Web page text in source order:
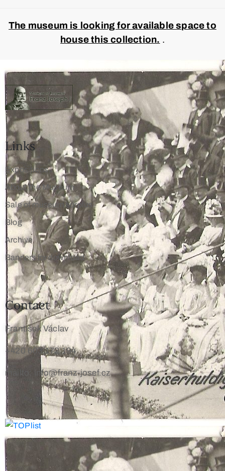
The museum is looking for available space to
house this collection. .
Links
Expositions
About the Museum
Sale of museum surplus
Blog
Archive
Banners for download
Contact
František Václav
+420 603 172 194
mailto: info@franz-josef.cz